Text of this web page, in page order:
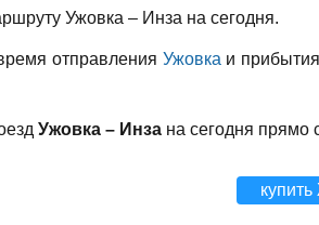
Ужовка – Инза на сегодня.
отправления Ужовка и прибытия
Ужовка – Инза на сегодня прямо